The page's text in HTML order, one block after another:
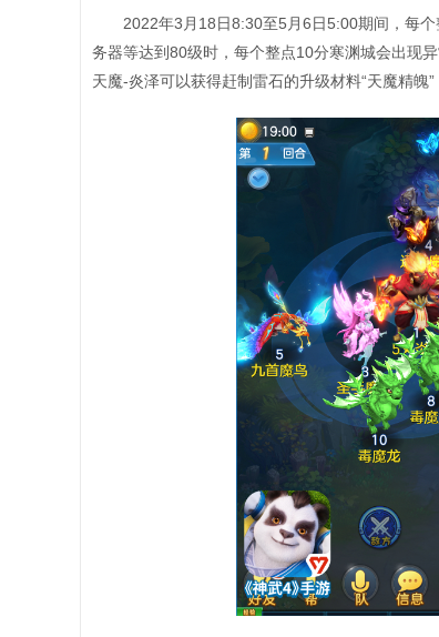
2022年3月18日8:30至5月6日5:00期间，每
务器等达到80级时，每个整点10分寒渊城会出现
天魔-炎泽可以获得赶制雷石的升级材料“天魔精魄